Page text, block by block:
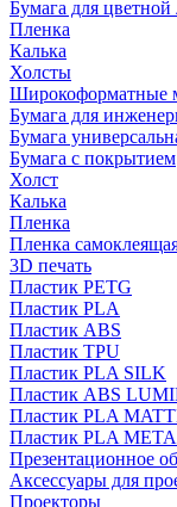
Бумага для цветной
Пленка
Калька
Холсты
Широкоформатные
Бумага для
Бумага
Бумага с покрытием
Холст
Калька
Пленка
Пленка
3D печать
Пластик PETG
Пластик PLA
Пластик ABS
Пластик TPU
Пластик PLA SILK
Пластик ABS
Пластик PLA
Пластик PLA
Презентационное
Аксессуары для
Проекторы